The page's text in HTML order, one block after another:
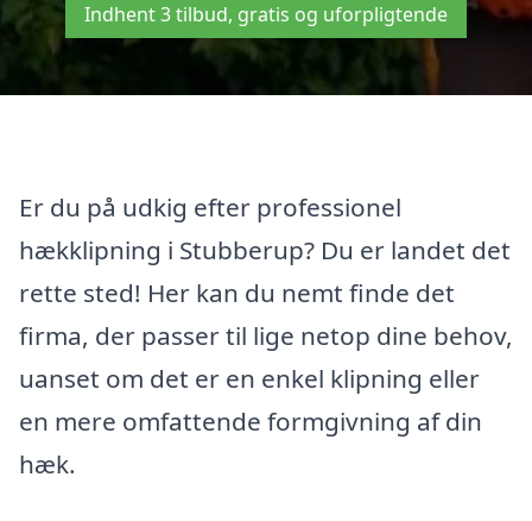
Indhent 3 tilbud, gratis og uforpligtende
Er du på udkig efter professionel
hækklipning i Stubberup? Du er landet det
rette sted! Her kan du nemt finde det
firma, der passer til lige netop dine behov,
uanset om det er en enkel klipning eller
en mere omfattende formgivning af din
hæk.